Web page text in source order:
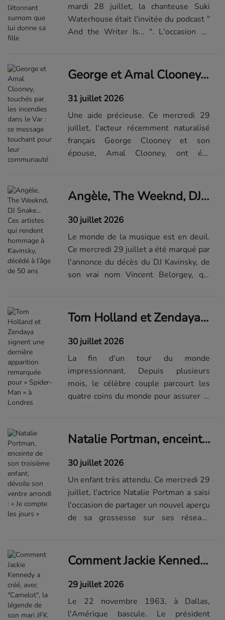
mardi 28 juillet, la chanteuse Suki
Waterhouse était l'invitée du podcast "
And the Writer Is... ". L'occasion de
alors qu'elle et son compagno...Lire la
suite de l'article...
George et Amal Clooney, touchés par les incendies dans le Var : ce message touchant pour leur communauté
31 juillet 2026
Une aide précieuse. Ce mercredi 29
juillet, l'acteur récemment naturalisé
français George Clooney et son
épouse, Amal Clooney, ont été
le territoire. Face à ces incendies
dé...Lire la suite de l'article sur Elle.frAngèle, The Weeknd, DJ Snake… Ces artistes qui rendent hommage à Kavinsky, décédé à l’âge de 50 ans
30 juillet 2026
Le monde de la musique est en deuil.
Ce mercredi 29 juillet a été marqué par
l'annonce du décès du DJ Kavinsky, de
son vrai nom Vincent Belorgey, qui
mardi 28 juillet, c'est ...Lire la suite
de...
Tom Holland et Zendaya signent une dernière apparition remarquée pour « Spider-Man » à Londres
30 juillet 2026
La fin d'un tour du monde
impressionnant. Depuis plusieurs
mois, le célèbre couple parcourt les
quatre coins du monde pour assurer la
de l'été, Zendaya et Tom Holland sont
à l'affi...Visualiser la suite du...
Natalie Portman, enceinte de son troisième enfant, dévoile son ventre arrondi : « Je compte les jours »
30 juillet 2026
Un enfant très attendu. Ce mercredi 29
juillet, l'actrice Natalie Portman a saisi
l'occasion de partager un nouvel aperçu
de sa grossesse sur ses réseaux
bumpC'est par le biais d'une...Lire la
suite de...
Comment Jackie Kennedy a créé, avec "Camelot", la légende de son mari JFK
29 juillet 2026
Le 22 novembre 1963, à Dallas,
l'Amérique bascule. Le président